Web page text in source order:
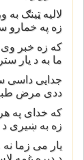
لالیه ټینګ
زه په خمارو
که زه خبر
ما به د یار
جدایی
ددی مرض
که خدای په
زه به ښیری د
یار می زما